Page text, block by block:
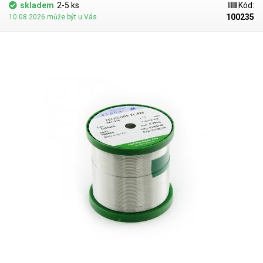
skladem 2-5 ks
10.08.2026 může být u Vás
Kód:
100235